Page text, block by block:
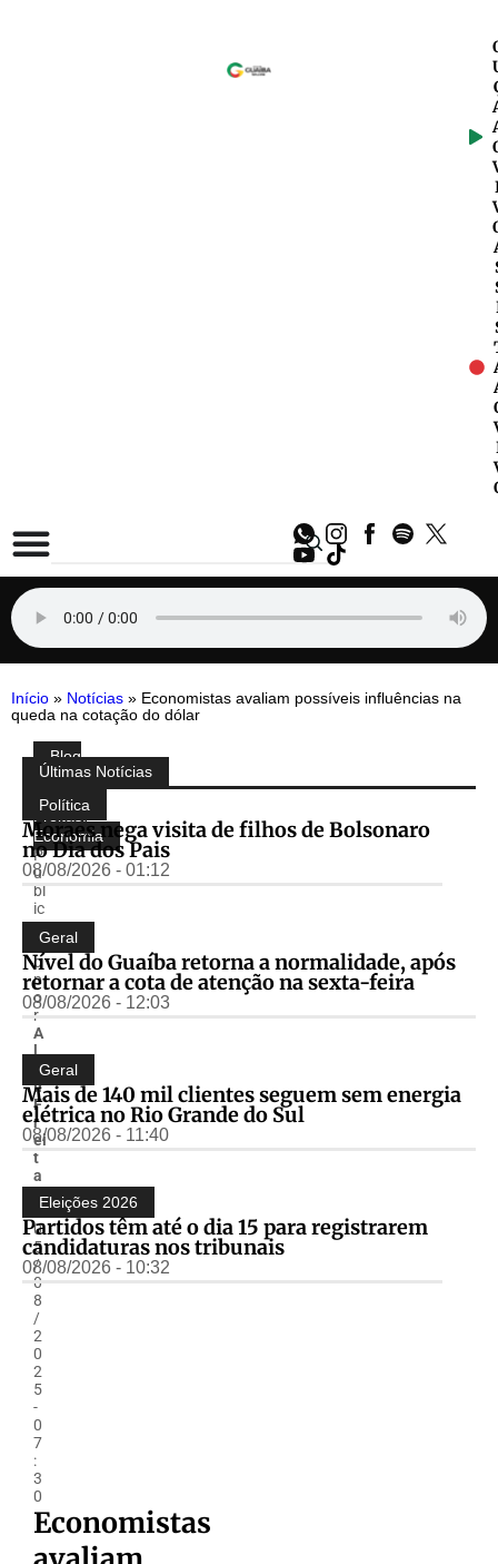
Início » Notícias » Economistas avaliam possíveis influências na
queda na cotação do dólar
Compartilhe:
Blog
do
Almir
Freitas,
Economia
P
u
bl
ic
a
d
o
p
o
r
A
l
m
ir
F
r
ei
t
a
s
0
5
/
0
8
/
2
0
2
5
-
0
7
:
3
0
Economistas
Últimas Notícias
Política
Moraes nega visita de filhos de Bolsonaro
no Dia dos Pais
08/08/2026 - 01:12
Geral
Nível do Guaíba retorna a normalidade, após
retornar a cota de atenção na sexta-feira
08/08/2026 - 12:03
Geral
Mais de 140 mil clientes seguem sem energia
elétrica no Rio Grande do Sul
08/08/2026 - 11:40
Eleições 2026
Partidos têm até o dia 15 para registrarem
candidaturas nos tribunais
08/08/2026 - 10:32